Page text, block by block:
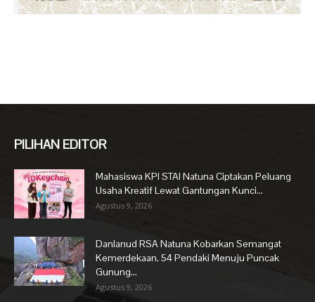
PILIHAN EDITOR
Mahasiswa KPI STAI Natuna Ciptakan Peluang
Usaha Kreatif Lewat Gantungan Kunci...
Agustus 9, 2026
Danlanud RSA Natuna Kobarkan Semangat
Kemerdekaan, 54 Pendaki Menuju Puncak
Gunung...
Agustus 9, 2026